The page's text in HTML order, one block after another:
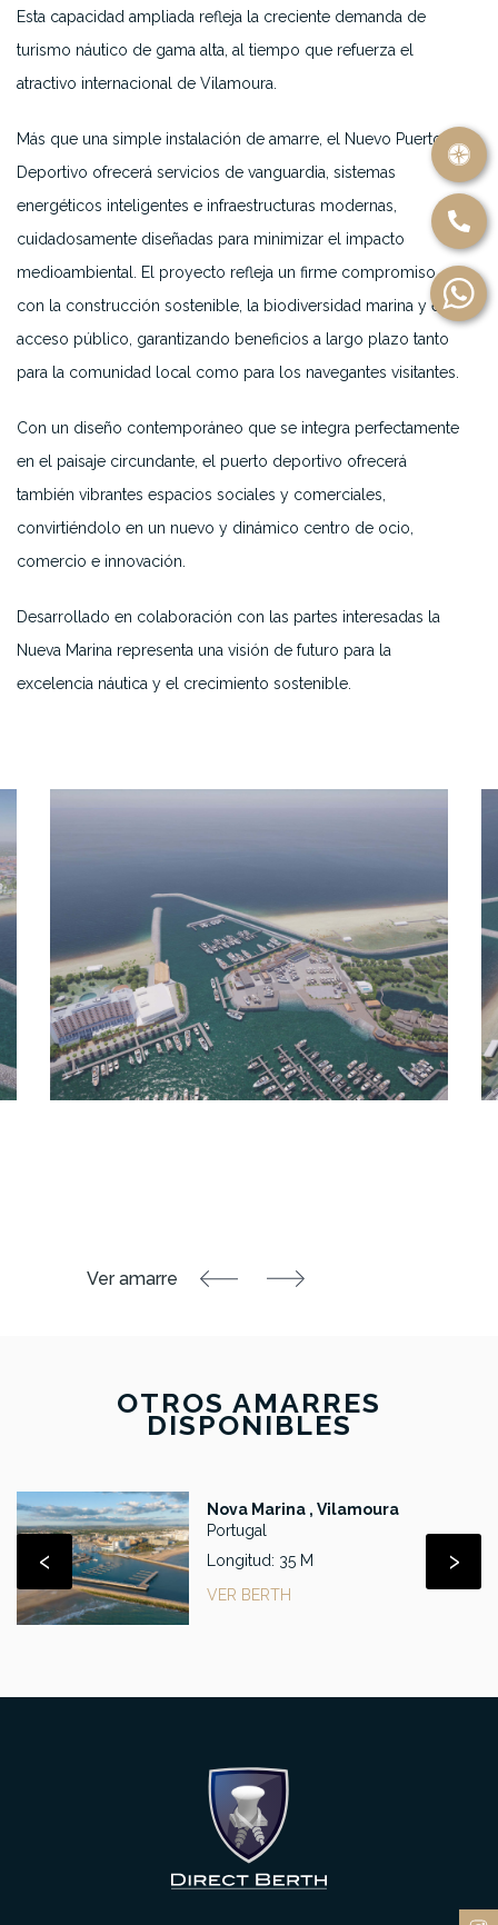
Esta capacidad ampliada refleja la creciente demanda de
turismo náutico de gama alta, al tiempo que refuerza el
atractivo internacional de Vilamoura.
Más que una simple instalación de amarre, el Nuevo Puerto
Deportivo ofrecerá servicios de vanguardia, sistemas
energéticos inteligentes e infraestructuras modernas,
cuidadosamente diseñadas para minimizar el impacto
medioambiental. El proyecto refleja un firme compromiso
con la construcción sostenible, la biodiversidad marina y el
acceso público, garantizando beneficios a largo plazo tanto
para la comunidad local como para los navegantes visitantes.
Con un diseño contemporáneo que se integra perfectamente
en el paisaje circundante, el puerto deportivo ofrecerá
también vibrantes espacios sociales y comerciales,
convirtiéndolo en un nuevo y dinámico centro de ocio,
comercio e innovación.
Desarrollado en colaboración con las partes interesadas la
Nueva Marina representa una visión de futuro para la
excelencia náutica y el crecimiento sostenible.
OTROS AMARRES
DISPONIBLES
Nova Marina , Vilamoura
Portugal
Longitud: 35 M
VER BERTH
‹ ›